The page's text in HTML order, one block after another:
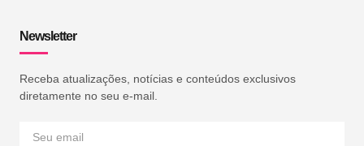
Newsletter
Receba atualizações, notícias e conteúdos exclusivos
diretamente no seu e-mail.